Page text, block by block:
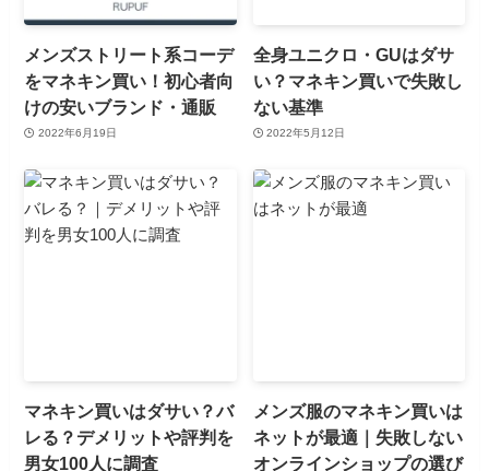
メンズストリート系コーデ
をマネキン買い！初心者向
けの安いブランド・通販
2022年6月19日
全身ユニクロ・GUはダサ
い？マネキン買いで失敗し
ない基準
2022年5月12日
マネキン買いはダサい？バ
レる？デメリットや評判を
男女100人に調査
メンズ服のマネキン買いは
ネットが最適｜失敗しない
オンラインショップの選び